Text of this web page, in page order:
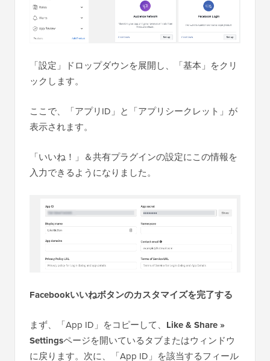
「設定」ドロップダウンを展開し、「基本」をクリ
ックします。
ここで、「アプリID」と「アプリシークレット」が
表示されます。
「いいね！」＆共有プラグインの設定にこの情報を
入力できるようになりました。
Facebookいいねボタンのカスタマイズを完了する
まず、「App ID」をコピーして、 Like & Share »
Settingsページを開いているタブまたはウィンドウ
に戻ります。次に、「App ID」を該当するフィール